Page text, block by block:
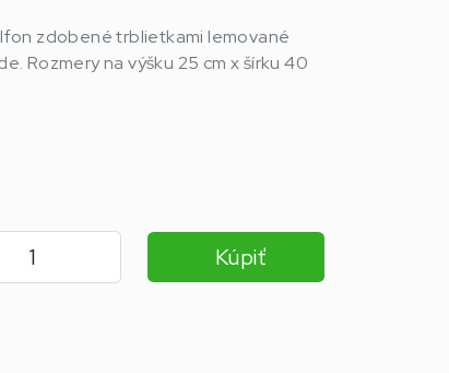
zdobené trblietkami lemované
Rozmery na výšku 25 cm x šírku 40
Kúpiť